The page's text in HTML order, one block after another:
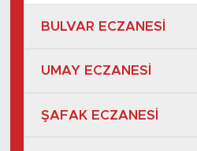
BULVAR ECZANESİ
UMAY ECZANESİ
ŞAFAK ECZANESİ